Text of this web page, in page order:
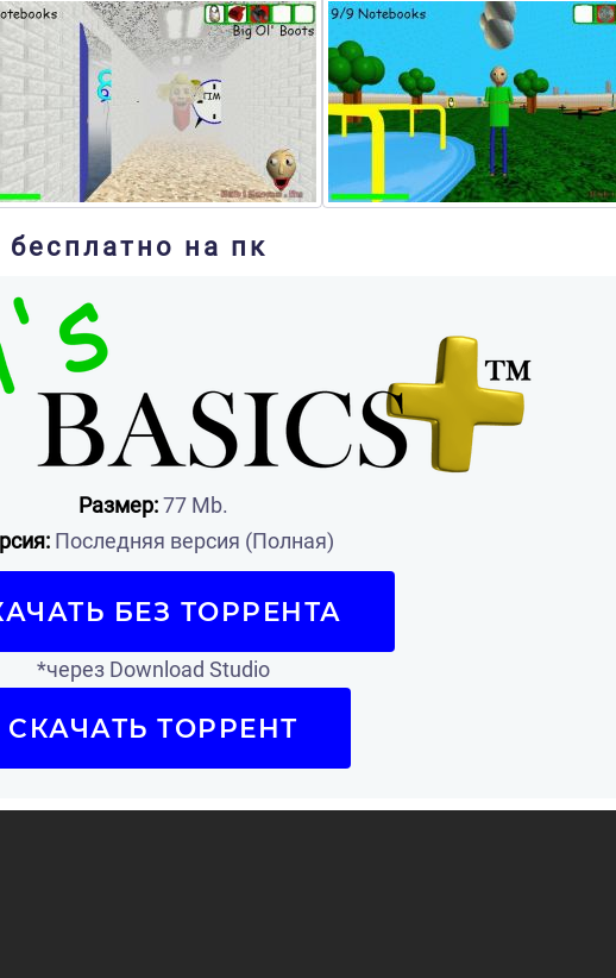
на пк
Размер:77 Mb.
Последняя версия (Полная)
БЕЗ ТОРРЕНТА
*через Download Studio
СКАЧАТЬ ТОРРЕНТ